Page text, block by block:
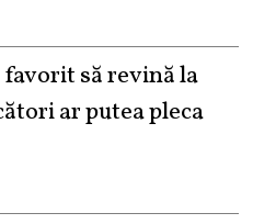
să revină la
ar putea pleca